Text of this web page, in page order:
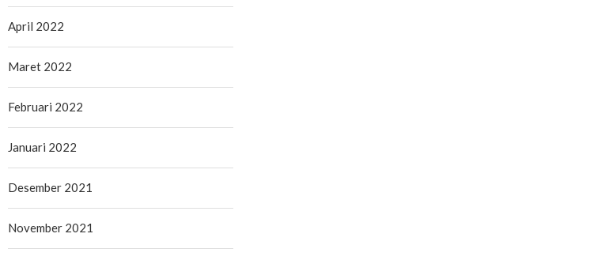
April 2022
Maret 2022
Februari 2022
Januari 2022
Desember 2021
November 2021